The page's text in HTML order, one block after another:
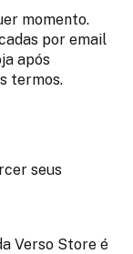
momento.
por email
após
termos.
seus
Verso Store é